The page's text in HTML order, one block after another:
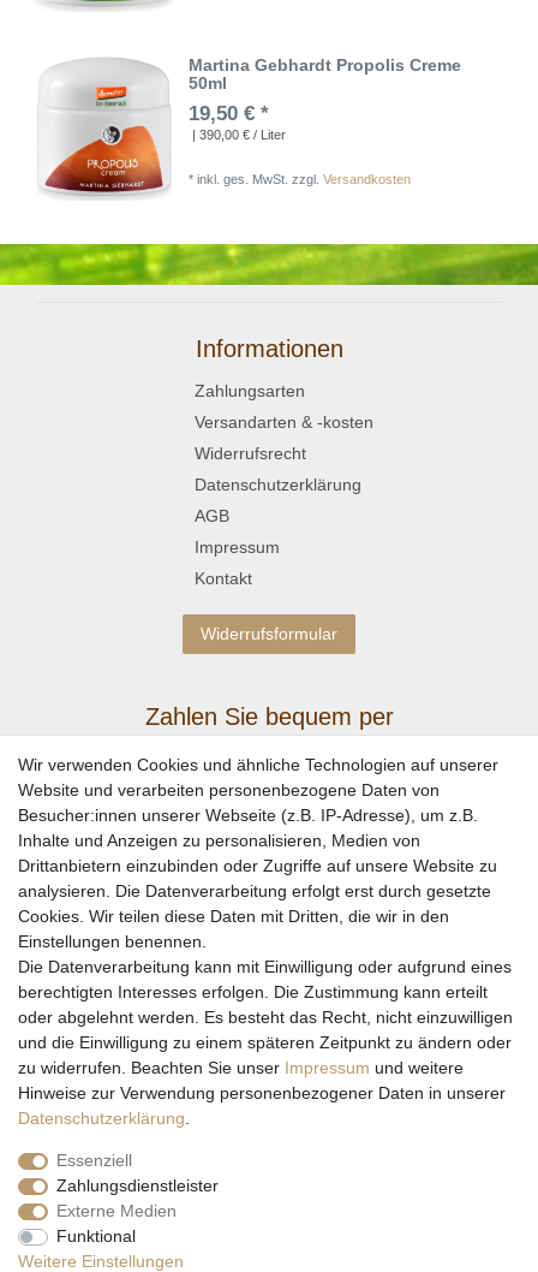
Martina Gebhardt Propolis Creme
50ml
19,50 € *
| 390,00 € / Liter
*inkl. ges. MwSt. zzgl.Versandkosten
Informationen
Zahlungsarten
Versandarten & -kosten
Widerrufsrecht
Datenschutzerklärung
AGB
Impressum
Kontakt
Widerrufsformular
Zahlen Sie bequem per
Wir versenden mit
* Alle Preise inkl. gesetzl. Mehrwertsteuer zzgl. Versandkosten und ggf.
Nachnahmegebühren, wenn nicht anders beschrieben
Wir verwenden Cookies und ähnliche Technologien auf unserer
Website und verarbeiten personenbezogene Daten von
Besucher:innen unserer Webseite (z.B. IP-Adresse), um z.B.
Inhalte und Anzeigen zu personalisieren, Medien von
Drittanbietern einzubinden oder Zugriffe auf unsere Website zu
analysieren. Die Datenverarbeitung erfolgt erst durch gesetzte
Cookies. Wir teilen diese Daten mit Dritten, die wir in den
Einstellungen benennen.
Die Datenverarbeitung kann mit Einwilligung oder aufgrund eines
berechtigten Interesses erfolgen. Die Zustimmung kann erteilt
oder abgelehnt werden. Es besteht das Recht, nicht einzuwilligen
und die Einwilligung zu einem späteren Zeitpunkt zu ändern oder
zu widerrufen. Beachten Sie unser Impressum und weitere
Hinweise zur Verwendung personenbezogener Daten in unserer
Daten­schutz­erklärung
Essenziell
Zahlungsdienstleister
Externe Medien
Funktional
Weitere Einstellungen